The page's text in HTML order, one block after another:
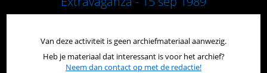
Van deze activiteit is geen archiefmateriaal aanwezig.
Heb je materiaal dat interessant is voor het archief?
Neem dan contact op met de redactie!